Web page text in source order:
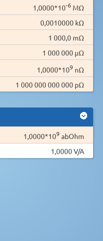
1,0000*10-6 MΩ
0,0010000 kΩ
1 000,0 mΩ
1 000 000 µΩ
1,0000*109 nΩ
1 000 000 000 000 pΩ
1,0000*109 abOhm
1,0000 V/A